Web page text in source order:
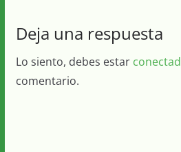
Deja una respuesta
Lo siento, debes estar
comentario.